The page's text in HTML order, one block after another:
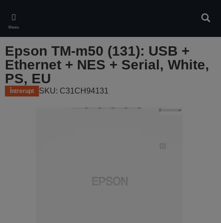
main
content
Meniu
Epson TM-m50 (131): USB +
Ethernet + NES + Serial, White,
PS, EU
Întrerupt SKU: C31CH94131